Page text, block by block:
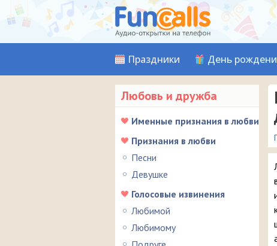
Праздники День
Любовь и дружба
Именные признания в любви
Признания в любви
Песни
Девушке
Голосовые извинения
Любимой
Любимому